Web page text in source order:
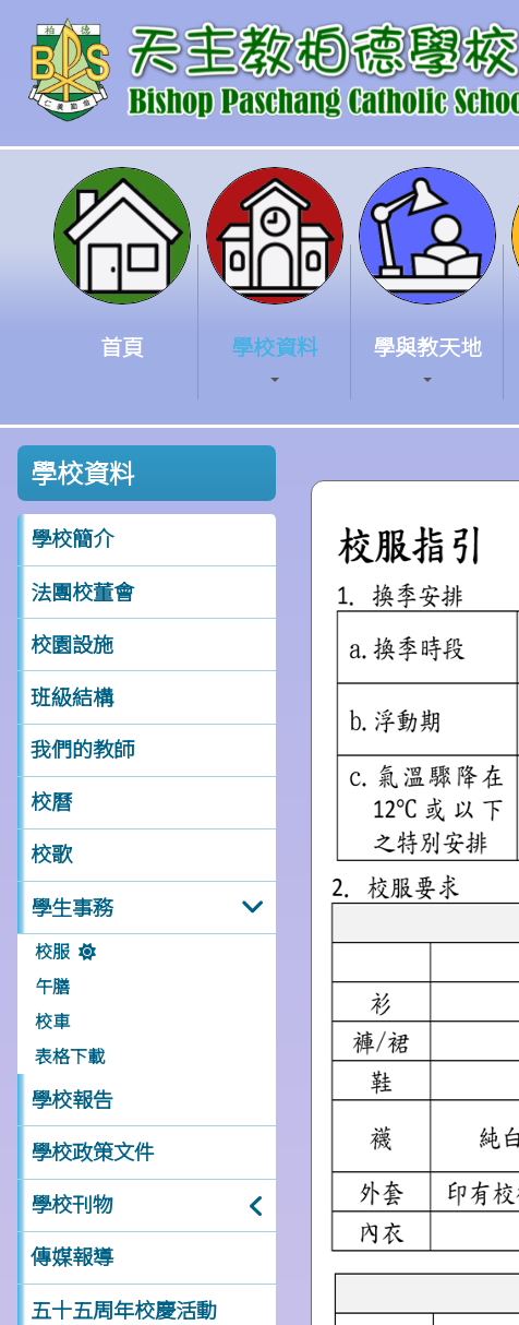
首頁 學校資料 學與教天地
學校資料
學校簡介
法團校董會
校園設施
班級結構
我們的教師
校曆
校歌
學生事務
校服
午膳
校車
表格下載
學校報告
學校政策文件
學校刊物
傳媒報導
五十五周年校慶活動
B.